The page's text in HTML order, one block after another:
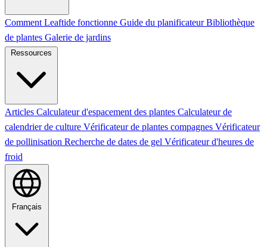
Comment Leaftide fonctionne Guide du planificateurBibliothèque
de plantes Galerie de jardins
Ressources
Articles Calculateur d'espacement des plantes Calculateur de
calendrier de culture Vérificateur de plantes compagnes Vérificateur
de pollinisation Recherche de dates de gel Vérificateur d'heures de
froid
Français